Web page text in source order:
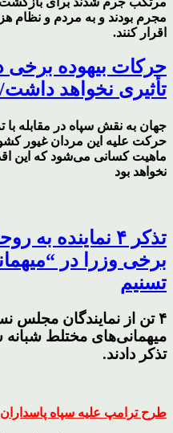
مجرم بودند و به مردم و نظام
اقرار کنند.
حرکات بیهوده برخی
تأثیری نخواهد داشت/
جهان به نقش سپاه در مقابله با
حرکت علیه این مردان غیور
ماهیت کسانی می‌شود که این
نخواهد بود
تذکر ۴ نماینده
برخی وزرا در
تسنیم
۴ تن از نمایندگان مجلس
میهمانی‌های مختلط
تذکر دادند.
طرح ترامپ علیه سپاه